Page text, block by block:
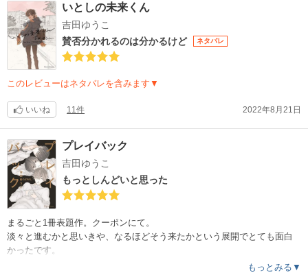
うでなかった若い頃があったからだとも思う。
想う気持ち、葛藤を抱えきれない未熟な心、純粋さ故の愚かさ。狭い世
界で盲目になってしまう。
痛ましいけれど、その年代にしか表せない美しさにグッと心を掴まれま
した。
「SLOW STARTER」に含まれる作品ですが、クーポン利用してどうして
も今読みたくなって購入しました。
夏の終わりに、ピッタリでした。
いとしの未来くん
吉田ゆうこ
賛否分かれるのは分かるけど
ネタバレ
このレビューはネタバレを含みます▼
いいね 11件 2022年8月21日
プレイバック
吉田ゆうこ
もっとしんどいと思った
まるごと1冊表題作。クーポンにて。
淡々と進むかと思いきや、なるほどそう来たかという展開でとても面白
かったです。
もっとみる▼